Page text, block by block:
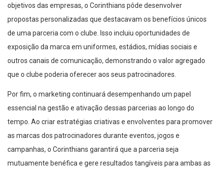
propostas personalizadas que destacavam os benefícios únicos
de uma parceria com o clube. Isso incluiu oportunidades de
exposição da marca em uniformes, estádios, mídias sociais e
outros canais de comunicação, demonstrando o valor agregado
que o clube poderia oferecer aos seus patrocinadores.
essencial na gestão e ativação dessas parcerias ao longo do
tempo. Ao criar estratégias criativas e envolventes para promover
as marcas dos patrocinadores durante eventos, jogos e
campanhas, o Corinthians garantirá que a parceria seja
mutuamente benéfica e gere resultados tangíveis para ambas as
partes.